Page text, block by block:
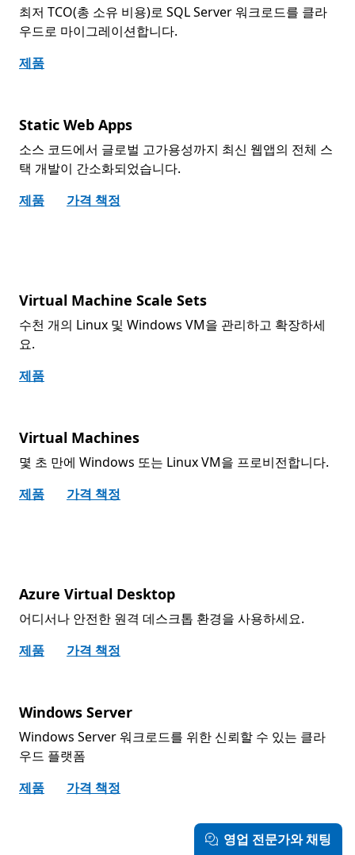
최저 TCO(총 소유 비용)로 SQL Server 워크로드를 클라
우드로 마이그레이션합니다.
제품
Static Web Apps
소스 코드에서 글로벌 고가용성까지 최신 웹앱의 전체 스
택 개발이 간소화되었습니다.
제품
가격 책정
Virtual Machine Scale Sets
수천 개의 Linux 및 Windows VM을 관리하고 확장하세
요.
제품
Virtual Machines
몇 초 만에 Windows 또는 Linux VM을 프로비전합니다.
제품
가격 책정
Azure Virtual Desktop
어디서나 안전한 원격 데스크톱 환경을 사용하세요.
제품
가격 책정
Windows Server
Windows Server 워크로드를 위한 신뢰할 수 있는 클라
우드 플랫폼
제품
가격 책정
영업 전문가와 채팅